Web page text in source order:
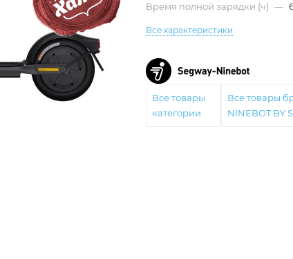
Время полной зарядки (ч) —
Все характеристики
Все товары
категории
Все товары
NINEBOT BY